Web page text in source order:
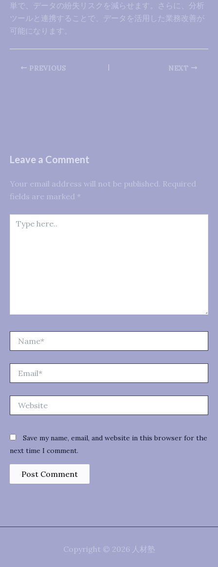
単で、データの紛失リスクを減らせます。さらに、分析
ツールと連携することで、データを活用した業務改善が
可能になります。
PREVIOUS NEXT
Leave a Comment
Your email address will not be published. Required
fields are marked *
here..
Save my name, email, and website in this browser for the
next time I comment.
Copyright © 2026 人材塾